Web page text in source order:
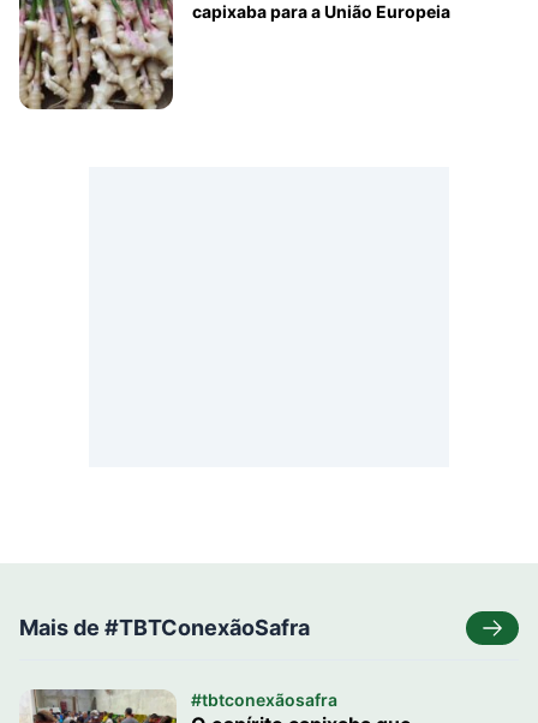
capixaba para a União Europeia
Mais de #TBTConexãoSafra
#tbtconexãosafra